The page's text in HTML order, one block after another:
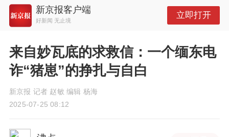
新京报客户端
好新闻 无止境
立即打开
来自妙瓦底的求救信：一个缅东电
诈“猪崽”的挣扎与自白
新京报 记者 赵敏 编辑 杨海
2025-07-25 08:12